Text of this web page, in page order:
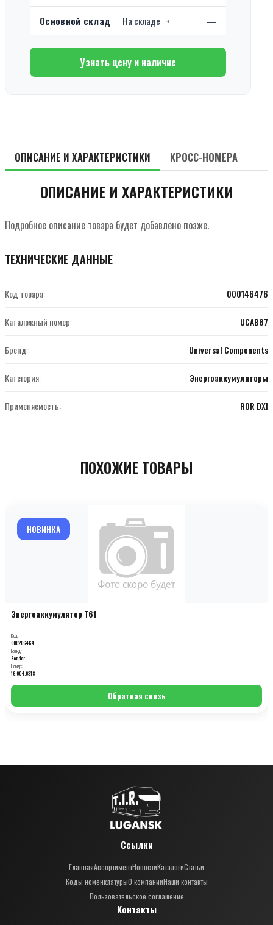
Основной склад На складе + —
Узнать цену и наличие
ОПИСАНИЕ И ХАРАКТЕРИСТИКИ КРОСС-НОМЕРА
ОПИСАНИЕ И ХАРАКТЕРИСТИКИ
Подробное описание товара будет добавлено позже.
ТЕХНИЧЕСКИЕ ДАННЫЕ
Код товара: 000146476
Каталожный номер: UCAB87
Бренд: Universal Components
Категория: Энергоаккумуляторы
Применяемость: ROR DXI
ПОХОЖИЕ ТОВАРЫ
НОВИНКА
Энергоаккумулятор T61
Код:
000206464
Бренд:
Sonder
Номер:
16.004.0318
Обратная связь
Ссылки
ГлавнаяАссортиментНовостиКаталогиСтатьи
Коды номенклатурыО компанииНаши контакты
Пользовательское соглашение
Контакты